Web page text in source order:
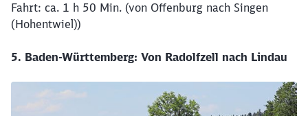
Fahrt: ca. 1 h 50 Min. (von Offenburg nach Singen
(Hohentwiel))
5. Baden-Württemberg: Von Radolfzell nach Lindau